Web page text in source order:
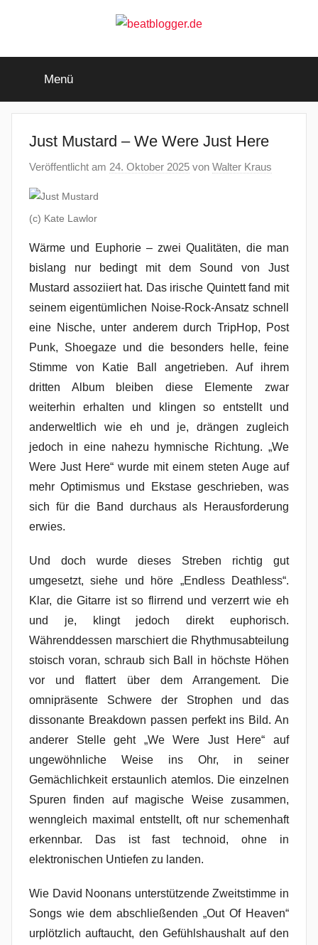
beatblogger.de
beat
goes
Menü
Just Mustard – We Were Just Here
Veröffentlicht am 24. Oktober 2025 von Walter Kraus
(c) Kate Lawlor
Wärme und Euphorie – zwei Qualitäten, die man
bislang nur bedingt mit dem Sound von Just
Mustard assoziiert hat. Das irische Quintett fand mit
seinem eigentümlichen Noise-Rock-Ansatz schnell
eine Nische, unter anderem durch TripHop, Post
Punk, Shoegaze und die besonders helle, feine
Stimme von Katie Ball angetrieben. Auf ihrem
dritten Album bleiben diese Elemente zwar
weiterhin erhalten und klingen so entstellt und
anderweltlich wie eh und je, drängen zugleich
jedoch in eine nahezu hymnische Richtung. „We
Were Just Here“ wurde mit einem steten Auge auf
mehr Optimismus und Ekstase geschrieben, was
sich für die Band durchaus als Herausforderung
erwies.
Und doch wurde dieses Streben richtig gut
umgesetzt, siehe und höre „Endless Deathless“.
Klar, die Gitarre ist so flirrend und verzerrt wie eh
und je, klingt jedoch direkt euphorisch.
Währenddessen marschiert die Rhythmusabteilung
stoisch voran, schraub sich Ball in höchste Höhen
vor und flattert über dem Arrangement. Die
omnipräsente Schwere der Strophen und das
dissonante Breakdown passen perfekt ins Bild. An
anderer Stelle geht „We Were Just Here“ auf
ungewöhnliche Weise ins Ohr, in seiner
Gemächlichkeit erstaunlich atemlos. Die einzelnen
Spuren finden auf magische Weise zusammen,
wenngleich maximal entstellt, oft nur schemenhaft
erkennbar. Das ist fast technoid, ohne in
elektronischen Untiefen zu landen.
Wie David Noonans unterstützende Zweitstimme in
Songs wie dem abschließenden „Out Of Heaven“
urplötzlich auftaucht, den Gefühlshaushalt auf den